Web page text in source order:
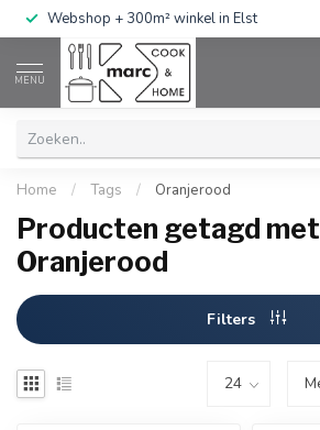
Webshop + 300m² winkel in Elst
MENU
Home / Tags / Oranjerood
Producten getagd met
Oranjerood
Filters